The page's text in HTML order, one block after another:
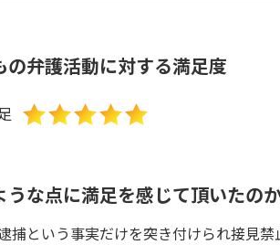
の弁護活動に対する満足度
うな点に満足を感じて頂いたの
捕という事実だけを突き付けられ接見